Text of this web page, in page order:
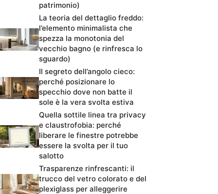
patrimonio)
La teoria del dettaglio freddo:
l’elemento minimalista che
spezza la monotonia del
vecchio bagno (e rinfresca lo
sguardo)
Il segreto dell’angolo cieco:
perché posizionare lo
specchio dove non batte il
sole è la vera svolta estiva
Quella sottile linea tra privacy
e claustrofobia: perché
liberare le finestre potrebbe
essere la svolta per il tuo
salotto
Trasparenze rinfrescanti: il
trucco del vetro colorato e del
plexiglass per alleggerire